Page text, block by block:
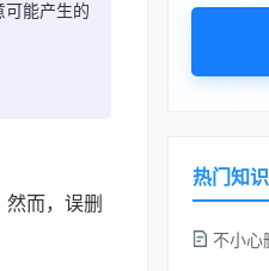
可能产生的
而，误删
热门知识